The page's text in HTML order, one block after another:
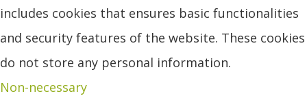
includes cookies that ensures basic functionalities
and security features of the website. These cookies
do not store any personal information.
Non-necessary